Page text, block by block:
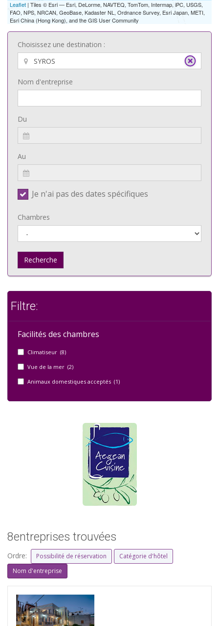
Leaflet | Tiles © Esri — Esri, DeLorme, NAVTEQ, TomTom, Intermap, iPC, USGS,
FAO, NPS, NRCAN, GeoBase, Kadaster NL, Ordnance Survey, Esri Japan, METI,
Esri China (Hong Kong), and the GIS User Community
Choisissez une destination :
Nom d'entreprise
Du
Au
Je n'ai pas des dates spécifiques
Chambres
Recherche
Filtre:
Facilités des chambres
Climatiseur (8)
Vue de la mer (2)
Animaux domestiques acceptés (1)
8entreprises trouvées
Ordre: Possibilité de réservation
Catégorie d'hôtel
Nom d'entreprise